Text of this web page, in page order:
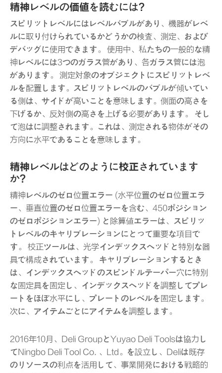
精神レベルの価値を読むには?
スピリットレベルにはレベルバブルがあり、機器がレベ
ルに取り付けられているかどうかの検査、測定、および
デバッグに使用できます。 使用中、私たちの一般的な精
神レベルには3つのガラス管があり、各ガラス管には泡
があります。 測定対象のオブジェクトにスピリットレベ
ルを配置します。スピリットレベルのバブルが傾いてい
る側は、サイドが高いことを意味します。側面の高さを
下げるか、反対側の高さを上げる必要があります。 そし
て泡はに調整されます。これは、測定される物体がその
方向に水平であることを意味します。
精神レベルはどのように校正されています
か?
精神レベルのゼロ位置エラー (水平位置のゼロ位置エラ
ー、垂直位置のゼロ位置エラーを含む、450ポジション
のゼロポジションエラー) と除算値エラーは、スピリッ
トレベルのキャリブレーションにとって重要な項目で
す。 校正ツールは、光学インデックスヘッドと特別な器
具で構成されています。 キャリブレーションするとき
は、インデックスヘッドのスピンドルテーパー穴に特別
な固定具を固定し、インデックスヘッドを調整してプレ
ートをほぼ水平にし、プレートのレベルを固定します。
次に、アイテムごとにアイテムを調整します。
2016年10月、Deli GroupとYuyao Deli Toolsは協力し
てNingbo Deli Tool Co. 、Ltd。を設立し、Deliは既存
のリソースの利点を活用して、事業開発における戦略的